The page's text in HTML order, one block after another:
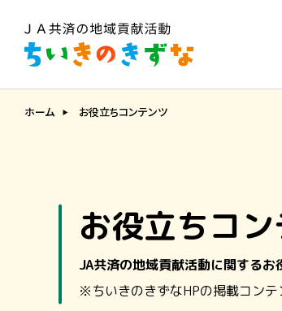
ホーム お役立ちコンテンツ
お役立ちコ
JA共済の地域貢献活動に関するお
※ちいきのきずなHPの掲載コンテ